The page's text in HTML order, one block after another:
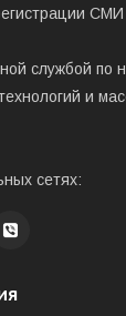
службой по
и
сетях: